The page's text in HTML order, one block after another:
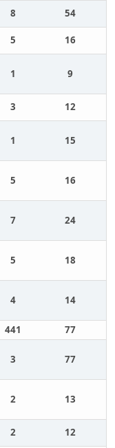
8
54
5 16
1 9
3 12
1 15
5 16
7 24
5 18
4 14
441 77
3 77
2 13
2
12